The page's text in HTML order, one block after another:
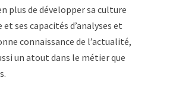
plus de développer sa culture
ses capacités d’analyses et
connaissance de l’actualité,
un atout dans le métier que